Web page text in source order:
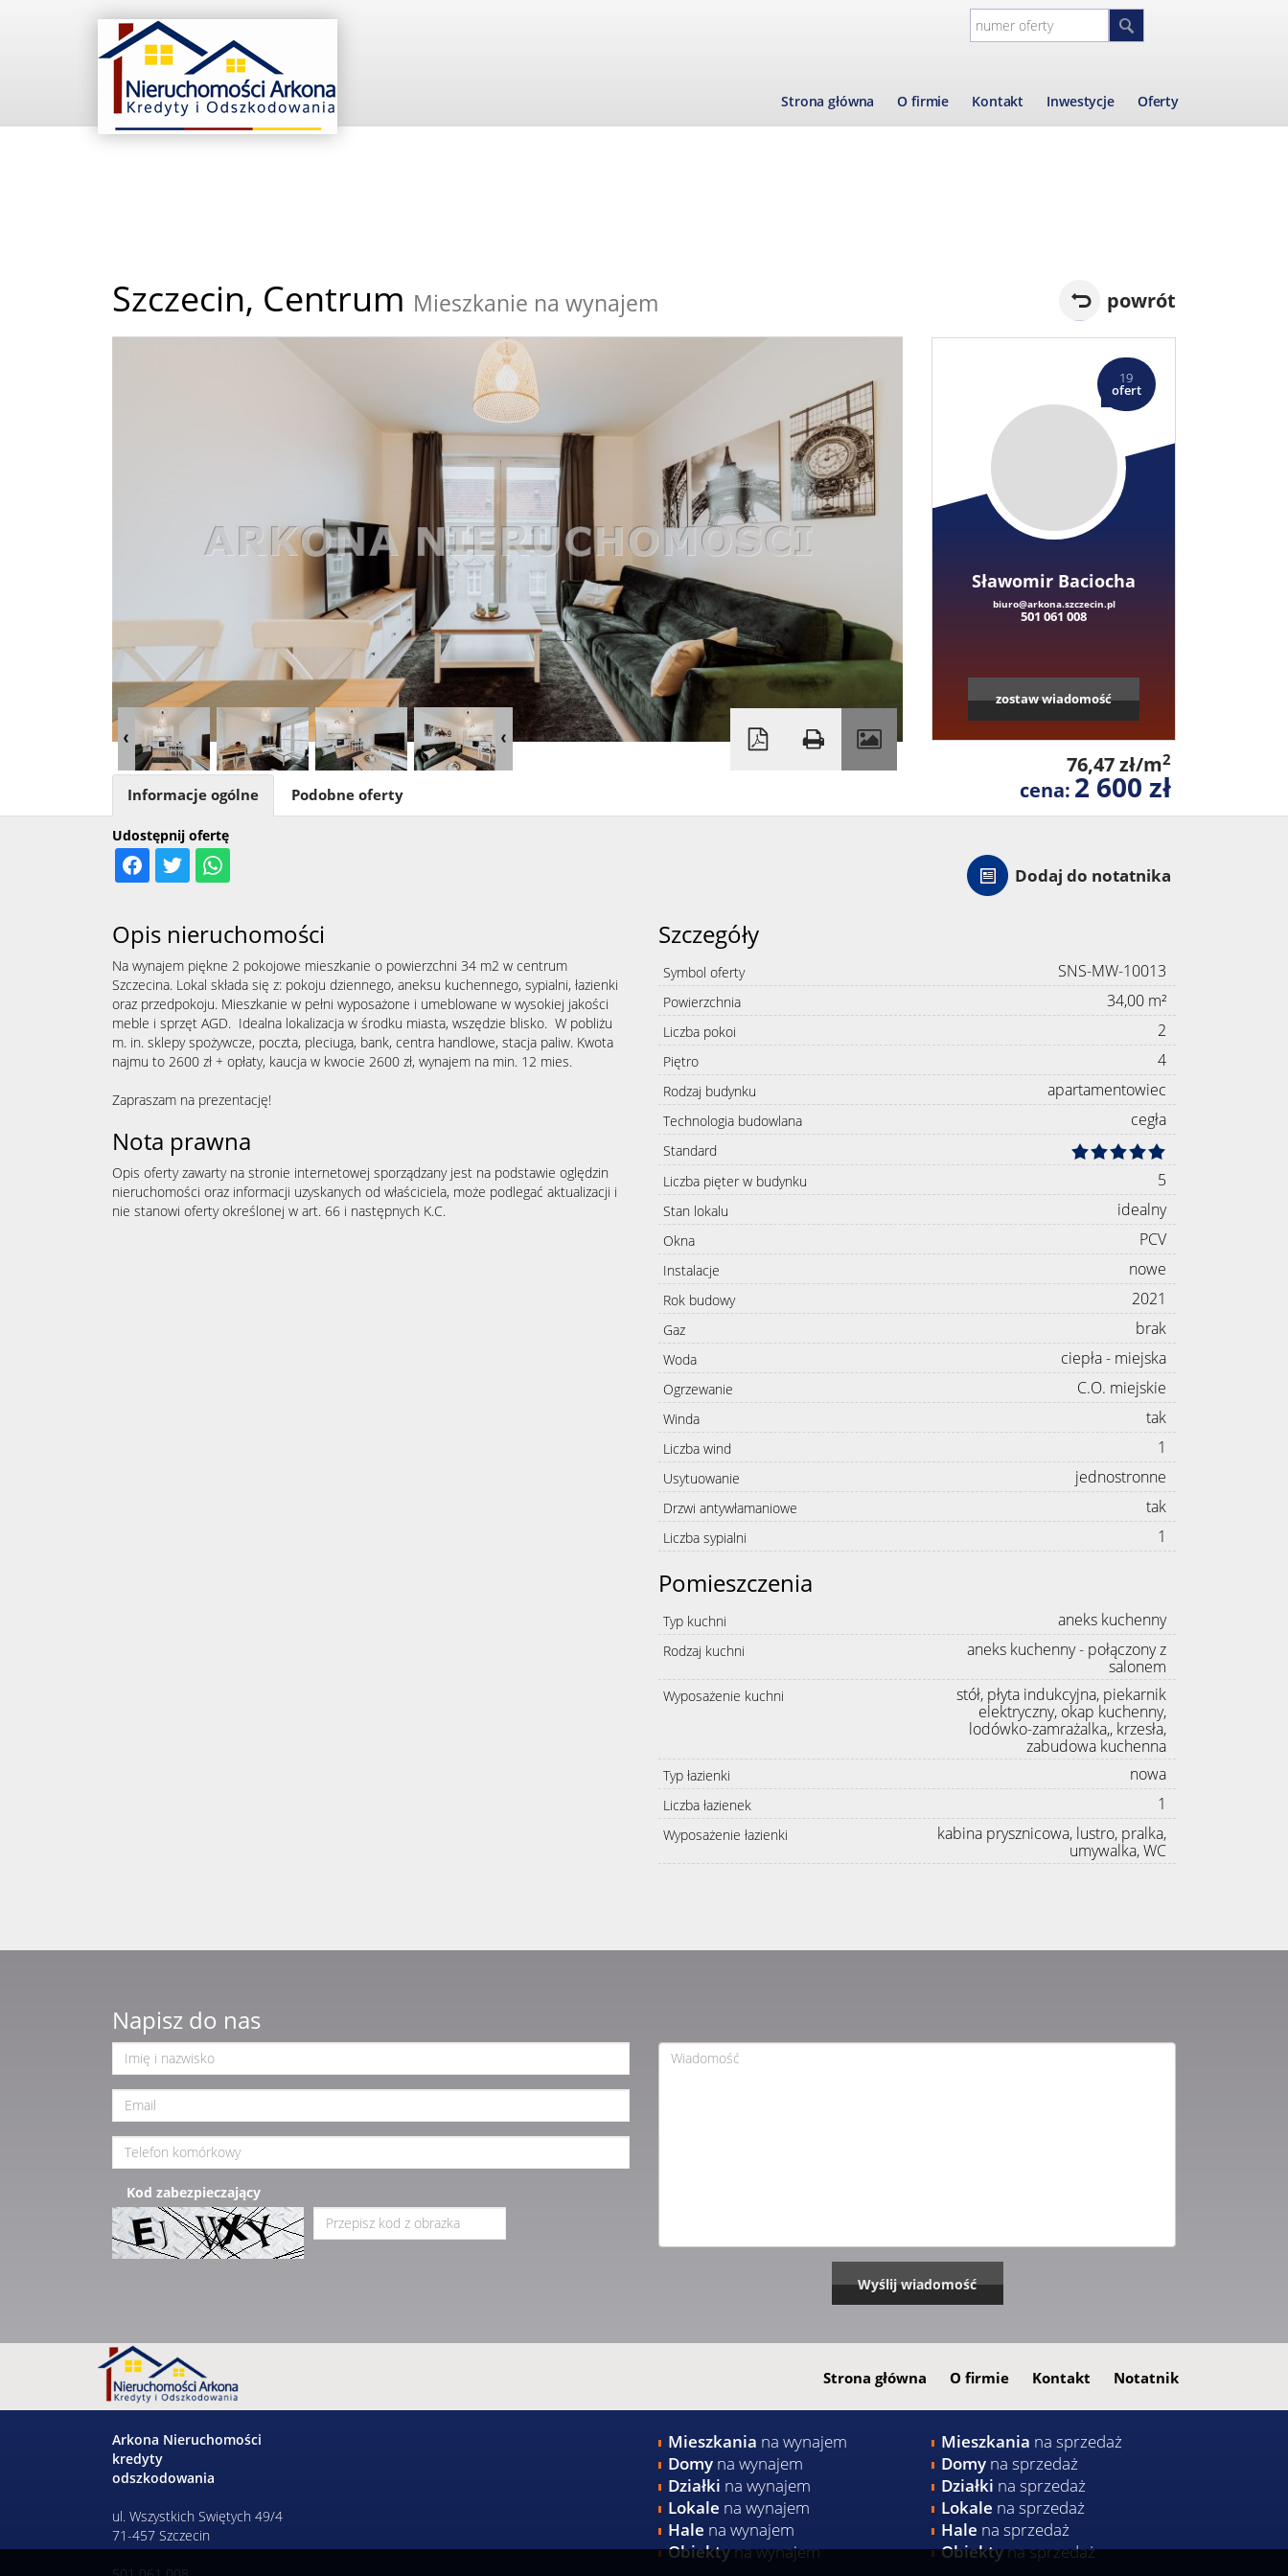
Strona główna O firmie Kontakt Inwestycje Oferty
Szczecin, Centrum Mieszkanie na wynajem powrót
19
ofert
Sławomir Baciocha
biuro@arkona.szczecin.pl
501 061 008
zostaw wiadomość
76,47 zł/m2
cena: 2 600 zł
Dodaj do notatnika
Udostępnij ofertę
Informacje ogólne Podobne oferty
Opis nieruchomości
Na wynajem piękne 2 pokojowe mieszkanie o powierzchni 34 m2 w centrum
Szczecina. Lokal składa się z: pokoju dziennego, aneksu kuchennego, sypialni, łazienki
oraz przedpokoju. Mieszkanie w pełni wyposażone i umeblowane w wysokiej jakości
meble i sprzęt AGD. Idealna lokalizacja w środku miasta, wszędzie blisko. W pobliżu
m. in. sklepy spożywcze, poczta, pleciuga, bank, centra handlowe, stacja paliw. Kwota
najmu to 2600 zł + opłaty, kaucja w kwocie 2600 zł, wynajem na min. 12 mies.
Zapraszam na prezentację!
Nota prawna
Opis oferty zawarty na stronie internetowej sporządzany jest na podstawie oględzin
nieruchomości oraz informacji uzyskanych od właściciela, może podlegać aktualizacji i
nie stanowi oferty określonej w art. 66 i następnych K.C.
Szczegóły
Symbol oferty SNS-MW-10013
Powierzchnia 34,00 m²
Liczba pokoi 2
Piętro 4
Rodzaj budynku apartamentowiec
Technologia budowlana cegła
Standard
Liczba pięter w budynku
5
Stan lokalu idealny
Okna PCV
Instalacje nowe
Rok budowy 2021
Gaz brak
Woda ciepła - miejska
Ogrzewanie C.O. miejskie
Winda tak
Liczba wind 1
Usytuowanie jednostronne
Drzwi antywłamaniowe tak
Liczba sypialni 1
Pomieszczenia
Typ kuchni aneks kuchenny
Rodzaj kuchni
aneks kuchenny - połączony z
salonem
Wyposażenie kuchni
stół, płyta indukcyjna, piekarnik
elektryczny, okap kuchenny,
lodówko-zamrażalka,, krzesła,
zabudowa kuchenna
Typ łazienki nowa
Liczba łazienek 1
Wyposażenie łazienki
kabina prysznicowa, lustro, pralka,
umywalka, WC
Napisz do nas
Kod zabezpieczający
Strona główna O firmie Kontakt Notatnik
Arkona Nieruchomości
kredyty
odszkodowania
ul. Wszystkich Swiętych 49/4
71-457 Szczecin
Mieszkania na wynajem
Domy na wynajem
Działki na wynajem
Lokale na wynajem
Hale na wynajem
Obiektyna wynajem
Mieszkania na sprzedaż
Domy na sprzedaż
Działki na sprzedaż
Lokale na sprzedaż
Hale na sprzedaż
Obiektyna sprzedaż